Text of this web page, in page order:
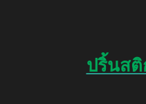
ปริ้นสติ